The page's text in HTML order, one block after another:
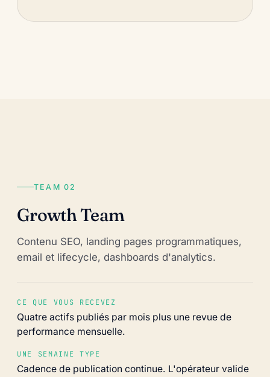
TEAM 02
Growth Team
Contenu SEO, landing pages programmatiques,
email et lifecycle, dashboards d'analytics.
CE QUE VOUS RECEVEZ
Quatre actifs publiés par mois plus une revue de
performance mensuelle.
UNE SEMAINE TYPE
Cadence de publication continue. L'opérateur valide